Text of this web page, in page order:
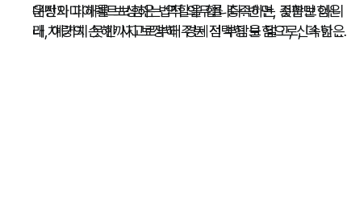
대방의 피해를 보상하는 역할을 합니다. 반면, 종합보험은
내 차량의 손해까지 보장해 주는 선택형 보험으로, 더 넓은
운전자다이렉트보험은 법적 의무를 충족하는 것뿐만 아니
라, 예기치 못한 사고로부터 경제적 부담을 덜고, 신속한 보